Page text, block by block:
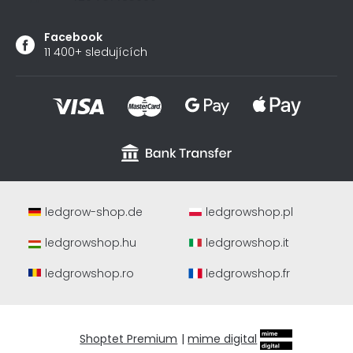
Facebook
11 400+ sledujících
ledgrow-shop.de
ledgrowshop.pl
ledgrowshop.hu
ledgrowshop.it
ledgrowshop.ro
ledgrowshop.fr
Shoptet Premium |mime digital